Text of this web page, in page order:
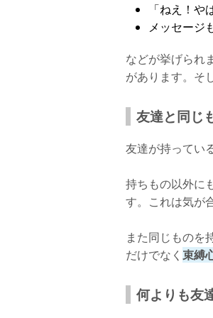
「ねえ！
メッセージ
などが挙げられ
があります。そ
友達と同じ
友達が持ってい
持ちもの以外に
す。これは気が
また同じものを
だけでなく 束縛
何よりも友